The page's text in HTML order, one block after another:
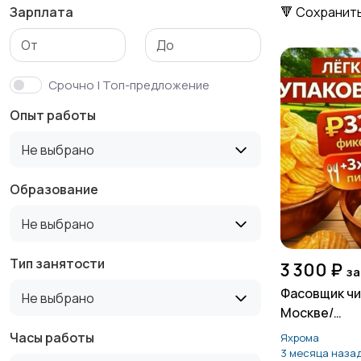
Маркетинг и реклама Медицина
Продажи Производство1
МО
Спорт и красота
Управление
персоналом
Удаленная работа
Зарплата
Срочно | Топ-предложение
Опыт работы
Не выбрано
Образование
Не выбрано
Тип занятости
Не выбрано
Часы работы
🔻
3 300 ₽
Фасовщик
Москве/
Яхрома
3 месяца